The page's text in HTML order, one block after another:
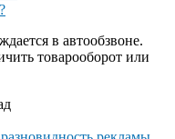
в автообзвоне.
товарооборот или